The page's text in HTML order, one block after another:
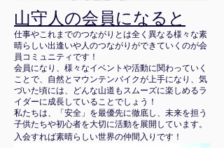
山守人の会員になると
仕事やこれまでのつながりとは全く異なる様々な素
晴らしい出逢いや人のつながりができていくのが会
員コミュニティです！
会員になり、様々なイベントや活動に関わっていく
ことで、自然とマウンテンバイクが上手になり、気
づいた頃には、どんな山道もスムーズに楽しめるラ
イダーに成長していることでしょう！
私たちは、「安全」を最優先に徹底し、未来を担う
子供たちや初心者を大切に活動を展開しています。
入会すれば素晴らしい世界の仲間入りです！